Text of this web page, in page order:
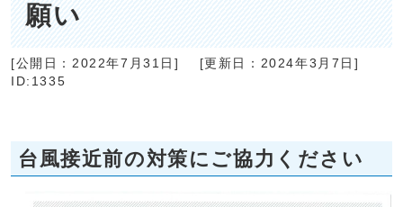
願い
[公開日： 2022年7月31日 ] [更新日： 2024年3月7日]
ID:1335
台風接近前の対策にご協力ください